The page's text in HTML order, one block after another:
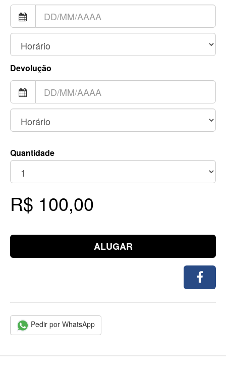
Devolução
Quantidade
R$ 100,00
ALUGAR
Pedir por WhatsApp